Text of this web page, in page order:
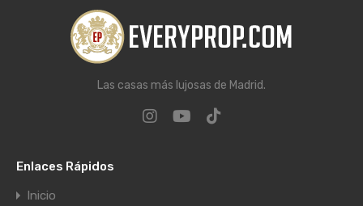
Las casas más lujosas de Madrid.
Enlaces Rápidos
Inicio